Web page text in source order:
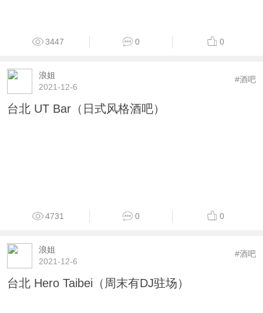
3447 0 0
浪姐
2021-12-6
#酒吧
台北 UT Bar（日式风格酒吧）
4731 0 0
浪姐
2021-12-6
#酒吧
台北 Hero Taibei（周末有DJ驻场）